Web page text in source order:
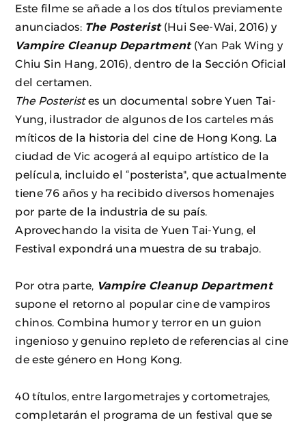
Este filme se añade a los dos títulos previamente
anunciados: The Posterist(Hui See-Wai, 2016) y
Vampire Cleanup Department(Yan Pak Wing y
Chiu Sin Hang, 2016), dentro de la Sección Oficial
del certamen.
The Posteristes un documental sobre Yuen Tai-
Yung, ilustrador de algunos de los carteles más
míticos de la historia del cine de Hong Kong. La
ciudad de Vic acogerá al equipo artístico de la
película, incluido el “posterista", que actualmente
tiene 76 años y ha recibido diversos homenajes
por parte de la industria de su país.
Aprovechando la visita de Yuen Tai-Yung, el
Festival expondrá una muestra de su trabajo.
Por otra parte,
Vampire Cleanup Department
supone el retorno al popular cine de vampiros
chinos. Combina humor y terror en un guion
ingenioso y genuino repleto de referencias al cine
de este género en Hong Kong.
40 títulos, entre largometrajes y cortometrajes,
completarán el programa de un festival que se